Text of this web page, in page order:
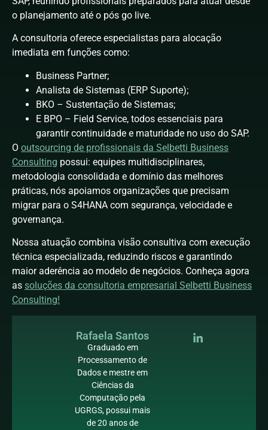
o planejamento até o pós go live.
A consultoria oferece especialistas para alocação
imediata em funções como:
Business Partner;
Analista de Sistemas (ERP Suporte);
BKO – Sustentação de Sistemas;
E BPO – Field Service, todos essenciais para
garantir continuidade e maturidade no uso do SAP.
O outsourcing de profissionais da Selbetti Business
Consulting possui: equipes multidisciplinares,
metodologia consolidada e domínio das melhores
práticas, nós apoiamos organizações que precisam
migrar para o S4HANA com segurança, velocidade e
governança.
Nossa atuação combina visão consultiva com execução
técnica especializada, reduzindo riscos e garantindo
maior aderência ao modelo de negócios. Conheça agora
as soluções da consultoria empresarial Selbetti Business
Consulting!
Rafaela Santos
Graduado em
Processamento de
Dados e mestre em
Ciências da
Computação pela
UGRGS, possui mais
de 20 anos de